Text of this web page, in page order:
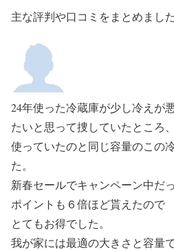
主な評判や口コミをまとめました
24年使った冷蔵庫が少し冷えが
たいと思って捜していたところ、
使っていたのと同じ容量のこの
た。
新春セールでキャンペーン中だ
ポイントも６倍ほど貰えたので
とてもお得でした。
我が家には最適の大きさと容量